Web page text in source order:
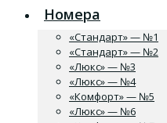
Номера
«Стандарт» — №1
«Стандарт» — №2
«Люкс» — №3
«Люкс» — №4
«Комфорт» — №5
«Люкс» — №6